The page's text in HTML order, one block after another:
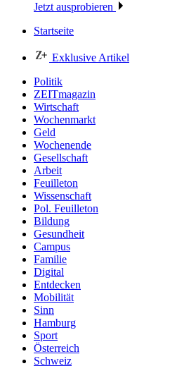
Jetzt ausprobieren
Startseite
Exklusive Artikel
Politik
ZEITmagazin
Wirtschaft
Wochenmarkt
Geld
Wochenende
Gesellschaft
Arbeit
Feuilleton
Wissenschaft
Pol. Feuilleton
Bildung
Gesundheit
Campus
Familie
Digital
Entdecken
Mobilität
Sinn
Hamburg
Sport
Österreich
Schweiz